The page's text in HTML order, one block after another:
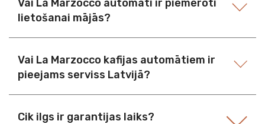
Vai La Marzocco automāti ir piemēroti
lietošanai mājās?
Vai La Marzocco kafijas automātiem ir
pieejams serviss Latvijā?
Cik ilgs ir garantijas laiks?